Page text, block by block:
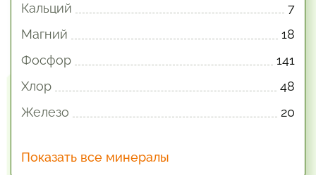
Кальций
7
Магний
18
Фосфор
141
Хлор
48
Железо
20
Показать все минералы